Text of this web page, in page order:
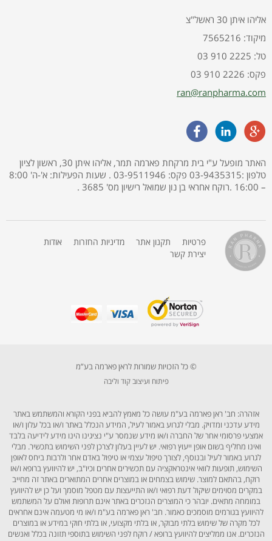
אליהו איתן 30 ראשל"צ
7565216 :מיקוד
03 910 2225 :טל
03 910 2226 :פקס
ran@ranpharma.com
האתר מופעל ע"י בית מרקחת פארמה תמר, אליהו איתן 30, ראשון לציון
טלפון :03-9435315 פקס: 03-9511946 . שעות הפעילות: א'-ה' 8:00
– 16:00 .רוקח אחראי בן נון שמואל רישיון מס' 3685 .
פרטיות תקנון אתר מדיניות החזרות
אודות
יצירת קשר
© כל הזכויות שמורות לראן פארמה בע”מ
פיתוח ועיצוב קוד וליבה
אזהרה: חב' ראן פארמה בע"מ עושה כל מאמץ להביא בפני הקורא והמשתמש באתר
מידע עדכני ומדויק. מבלי לגרוע באמור לעיל, המידע הנכלל באתר ו/או בכל עלון ו/או
אמצעי פרסומי אחר של החברה ו/או מידע שנמסר ע"י נציגינו הינו מידע לידיעה בלבד
ואינו מחליף בשום אופן ייעוץ רפואי. יש לעיין בעלון לצרכן לפני השימוש בתכשיר. מבלי
לגרוע באמור לעיל ובנוסף, לצורך טיפול עצמי או טיפול באדם אחר ולרבות ביחס לאופן
השימוש, תופעות לוואי אינטראקציה עם תכשירים אחרים וכיו"ב, יש להיוועץ ברופא ו/או
רוקח, בהתאם למוצר. שימוש בצמחים או במוצרים אחרים המתוארים באתר זה מחייב
במקרים מסוימים שיקול דעת רפואי ו/או התייעצות עם מטפל מוסמך ועל כן יש להיוועץ
במומחה מתאים. יובהר כי המוצרים הנזכרים באתר אינם תרופות ואולם על המשתמש
להיוועץ בגורמים מוסמכים כאמור. חב' ראן פארמה בע"מ ו/או מי מטעמה אינם אחראים
לכל מקרה של שימוש בלתי מבוקר, או בלתי מקצועי, או בלתי חוקי במידע או במוצרים
הנזכרים. אנו ממליצים להיוועץ ברופא / רוקח לפני השימוש בתוספי תזונה בכלל ואנשים